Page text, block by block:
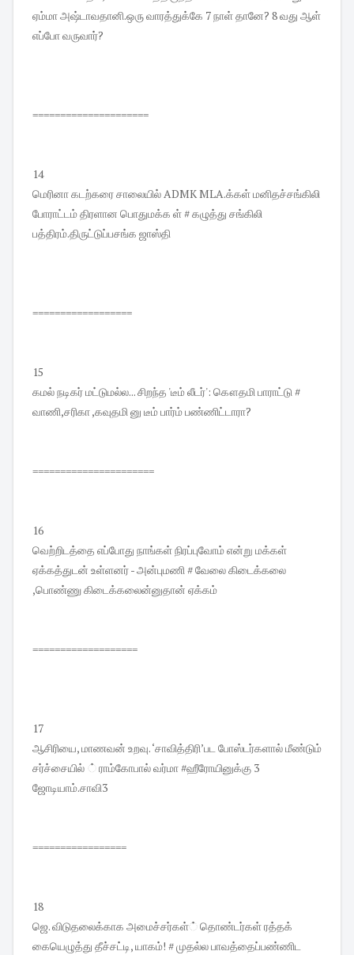
ஏம்மா அஷ்டாவதானி.ஒரு வாரத்துக்கே 7 நாள் தானே? 8 வது ஆள்
எப்போ வருவார்?
=====================
14
மெரினா கடற்கரை சாலையில் ADMK MLA.க்கள் மனிதச்சங்கிலி
போராட்டம் திரளான பொதுமக்க ள் # கழுத்து சங்கிலி
பத்திரம்.திருட்டுப்பசங்க ஜாஸ்தி
==================
15
கமல் நடிகர் மட்டுமல்ல... சிறந்த 'டீம் லீடர்': கௌதமி பாராட்டு #
வாணி,சரிகா ,கவுதமி னு டீம் பார்ம் பண்ணிட்டாரா?
======================
16
வெற்றிடத்தை எப்போது நாங்கள் நிரப்புவோம் என்று மக்கள்
ஏக்கத்துடன் உள்ளனர் - அன்புமணி # வேலை கிடைக்கலை
,பொண்ணு கிடைக்கலைன்னுதான் ஏக்கம்
===================
17
ஆசிரியை, மாணவன் உறவு. ‘சாவித்திரி’பட போஸ்டர்களால் மீண்டும்
சர்ச்சையில் ் ராம்கோபால் வர்மா #ஹீரோயினுக்கு 3
ஜோடியாம்.சாவி3
=================
18
ஜெ. விடுதலைக்காக அமைச்சர்கள்் தொண்டர்கள் ரத்தக்
கையெழுத்து தீச்சட்டி, யாகம்! # முதல்ல பாவத்தைப்பண்ணிட